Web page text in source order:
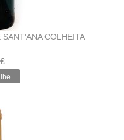
COLHEITA